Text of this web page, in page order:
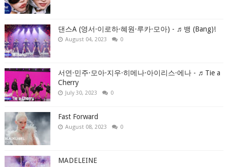
댄스A (영서·이로하·혜원·루카·모아) - ♬뱅 (Bang)!
August 04, 2023 0
서연·민주·모아·지우·히메나·아이리스·에나 - ♬Tie a
Cherry
July 30, 2023 0
Fast Forward
August 08, 2023 0
MADELEINE